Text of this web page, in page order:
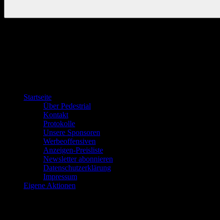
Startseite
Über Pedestrial
Kontakt
Protokolle
Unsere Sponsoren
Werbeoffensiven
Anzeigen-Preisliste
Newsletter abonnieren
Datenschutzerklärung
Impressum
Eigene Aktionen